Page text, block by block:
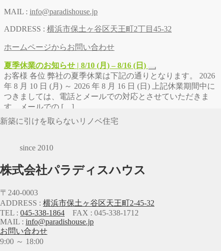
新築に引けを取らないリノベ住宅
since 2010
株式会社パラディスハウス
〒240-0003
ADDRESS : 横浜市保土ヶ谷区天王町2-45-32
TEL : 045-338-1864 FAX : 045-338-1712
MAIL : info@paradishouse.jp
お問い合わせ
9:00 ～ 18:00
MAIL : info@paradishouse.jp
ADDRESS : 横浜市保土ヶ谷区天王町2丁目45-32
ホームページからお問い合わせ
夏季休業のお知らせ | 8/10 (月) – 8/16 (日)
お客様 各位 弊社の夏季休業は下記の通りとなります。 2026
年 8 月 10 日 (月) ～ 2026 年 8 月 16 日 (日) 上記休業期間中に
つきましては、電話とメールでの対応とさせていただきま
す。メールでの […]